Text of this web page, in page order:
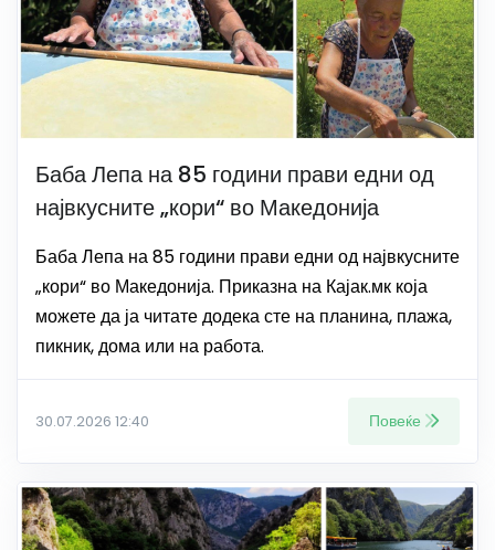
Баба Лепа на 85 години прави едни од
највкусните „кори“ во Македонија
Баба Лепа на 85 години прави едни од највкусните
„кори“ во Македонија. Приказна на Кајак.мк која
можете да ја читате додека сте на планина, плажа,
пикник, дома или на работа.
30.07.2026 12:40 Повеќе